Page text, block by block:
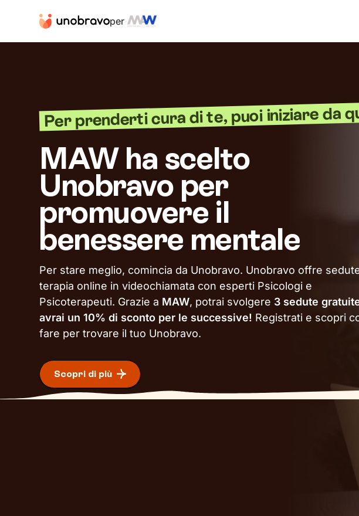
per
Per prenderti cura di te, puoi iniziare da
MAW ha scelto
Unobravo per
promuovere il
benessere mentale
Per stare meglio, comincia da Unobravo. Unobravo offre
terapia online in videochiamata con esperti Psicologi e
Psicoterapeuti. Grazie a MAW, potrai svolgere 3 sedute
avrai un 10% di sconto per le successive! Registrati e scopri
fare per trovare il tuo Unobravo.
Scopri di più